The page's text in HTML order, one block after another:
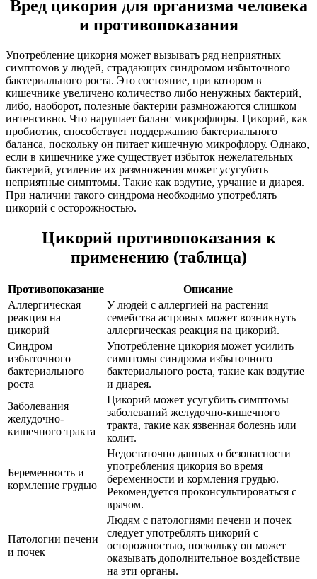
Вред цикория для организма человека
и противопоказания
Употребление цикория может вызывать ряд неприятных
симптомов у людей, страдающих синдромом избыточного
бактериального роста. Это состояние, при котором в
кишечнике увеличено количество либо ненужных бактерий,
либо, наоборот, полезные бактерии размножаются слишком
интенсивно. Что нарушает баланс микрофлоры. Цикорий, как
пробиотик, способствует поддержанию бактериального
баланса, поскольку он питает кишечную микрофлору. Однако,
если в кишечнике уже существует избыток нежелательных
бактерий, усиление их размножения может усугубить
неприятные симптомы. Такие как вздутие, урчание и диарея.
При наличии такого синдрома необходимо употреблять
цикорий с осторожностью.
Цикорий противопоказания к
применению (таблица)
Противопоказание
Описание
Аллергическая
реакция на
цикорий
У людей с аллергией на растения
семейства астровых может возникнуть
аллергическая реакция на цикорий.
Синдром
избыточного
бактериального
роста
Употребление цикория может усилить
симптомы синдрома избыточного
бактериального роста, такие как вздутие
и диарея.
Заболевания
желудочно-
кишечного тракта
Цикорий может усугубить симптомы
заболеваний желудочно-кишечного
тракта, такие как язвенная болезнь или
колит.
Беременность и
кормление грудью
Недостаточно данных о безопасности
употребления цикория во время
беременности и кормления грудью.
Рекомендуется проконсультироваться с
врачом.
Патологии печени
и почек
Людям с патологиями печени и почек
следует употреблять цикорий с
осторожностью, поскольку он может
оказывать дополнительное воздействие
на эти органы.